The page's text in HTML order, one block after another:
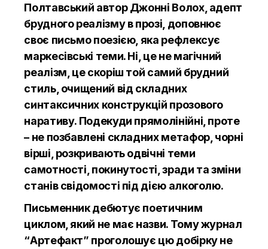
Полтавський автор Джонні Волох, адепт
брудного реалізму в прозі, доповнює
своє письмо поезією, яка рефлексує
маркесівські теми. Ні, це не магічний
реалізм, це скоріш той самий брудний
стиль, очищений від складних
синтаксичних конструкцій прозового
наративу. Подекуди прямолінійні, проте
– не позбавлені складних метафор, чорні
вірші, розкривають одвічні теми
самотності, покинутості, зради та зміни
станів свідомості під дією алкоголю.
Письменник дебютує поетичним
циклом, який не має назви. Тому журнал
“Артефакт” проголошує цю добірку не